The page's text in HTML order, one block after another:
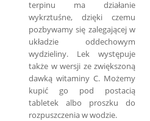
terpinu ma działanie
wykrztuśne, dzięki czemu
pozbywamy się zalegającej w
układzie oddechowym
wydzieliny. Lek występuje
także w wersji ze zwiększoną
dawką witaminy C. Możemy
kupić go pod postacią
tabletek albo proszku do
rozpuszczenia w wodzie.